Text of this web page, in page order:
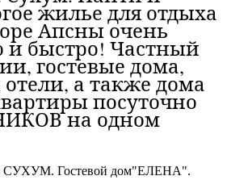
жилье для отдыха
Апсны очень
и быстро! Частный
гостевые дома,
а также дома
посуточно
на одном
СУХУМ. Гостевой дом"ЕЛЕНА".